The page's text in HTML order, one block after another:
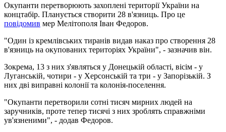
Окупанти перетворюють захоплені території України на
концтабір. Планується створити 28 в'язниць. Про це
повідомив мер Мелітополя Іван Федоров.
"Один із кремлівських тиранів видав наказ про створення 28
в'язниць на окупованих територіях України", - зазначив він.
Зокрема, 13 з них з'являться у Донецькій області, вісім - у
Луганській, чотири - у Херсонській та три - у Запорізькій. З
них дві виправні колонії та колонія-поселення.
"Окупанти перетворили сотні тисяч мирних людей на
заручників, проте тепер тисячі з них зроблять справжніми
ув'язненими", - додав Федоров.